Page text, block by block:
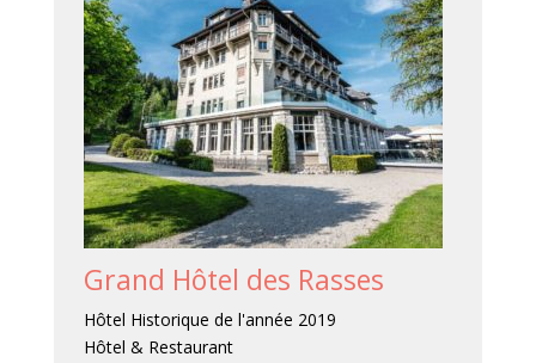
Grand Hôtel des Rasses
Hôtel Historique de l'année 2019
Hôtel & Restaurant